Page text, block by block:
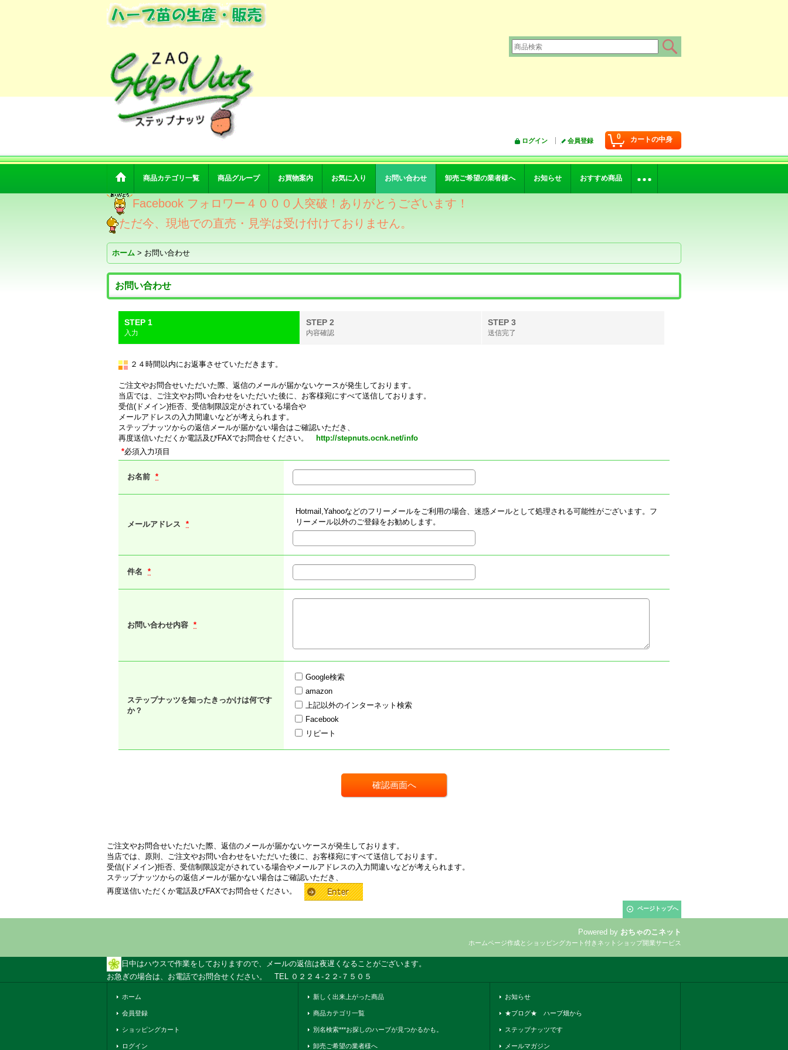
0 カートの中身
ログイン 会員登録
商品カテゴリ一覧 商品グループ お買物案内 お気に入り お問い合わせ 卸売ご希望の業者様へ お知らせ おすすめ商品
Facebook フォロワー４０００人突破！ありがとうございます！
ただ今、現地での直売・見学は受け付けておりません。
ホーム > お問い合わせ
お問い合わせ
STEP 1
入力
STEP 2
内容確認
STEP 3
送信完了
２４時間以内にお返事させていただきます。
ご注文やお問合せいただいた際、返信のメールが届かないケースが発生しております。
当店では、ご注文やお問い合わせをいただいた後に、お客様宛にすべて送信しております。
受信(ドメイン)拒否、受信制限設定がされている場合や
メールアドレスの入力間違いなどが考えられます。
ステップナッツからの返信メールが届かない場合はご確認いただき、
再度送信いただくか電話及びFAXでお問合せください。
http://stepnuts.ocnk.net/info
*必須入力項目
お名前 *
メールアドレス *
Hotmail,Yahooなどのフリーメールをご利用の場合、迷惑メールとして処理される可能性がございます。フ
リーメール以外のご登録をお勧めします。
件名 *
お問い合わせ内容 *
ステップナッツを知ったきっかけは何です
か？
Google検索
amazon
上記以外のインターネット検索
Facebook
リピート
ご注文やお問合せいただいた際、返信のメールが届かないケースが発生しております。
当店では、原則、ご注文やお問い合わせをいただいた後に、お客様宛にすべて送信しております。
受信(ドメイン)拒否、受信制限設定がされている場合やメールアドレスの入力間違いなどが考えられます。
ステップナッツからの返信メールが届かない場合はご確認いただき、
再度送信いただくか電話及びFAXでお問合せください。
ページトップへ
Powered by おちゃのこネット
ホームページ作成とショッピングカート付きネットショップ開業サービス
日中はハウスで作業をしておりますので、メールの返信は夜遅くなることがございます。
お急ぎの場合は、お電話でお問合せください。 TEL ０２２４-２２-７５０５
ホーム
会員登録
ショッピングカート
ログイン
新しく出来上がった商品
商品カテゴリ一覧
別名検索***お探しのハーブが見つかるかも。
卸売ご希望の業者様へ
お知らせ
★ブログ★ ハーブ畑から
ステップナッツです
メールマガジン